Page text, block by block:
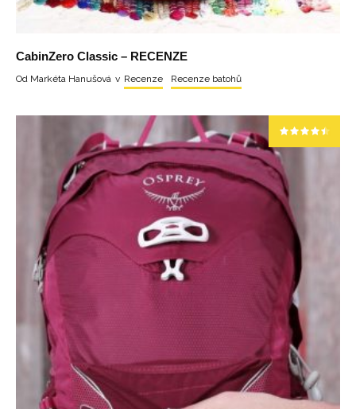
CabinZero Classic – RECENZE
Od Markéta Hanušová v Recenze Recenze batohů